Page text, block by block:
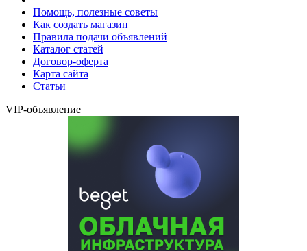
Помощь, полезные советы
Как создать магазин
Правила подачи объявлений
Каталог статей
Договор-оферта
Карта сайта
Статьи
VIP-объявление